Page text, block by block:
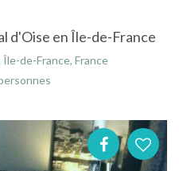
d'Oise en Île-de-France
de-France, France